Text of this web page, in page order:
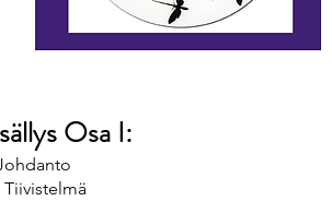
Osa I:
Tiivistelmä